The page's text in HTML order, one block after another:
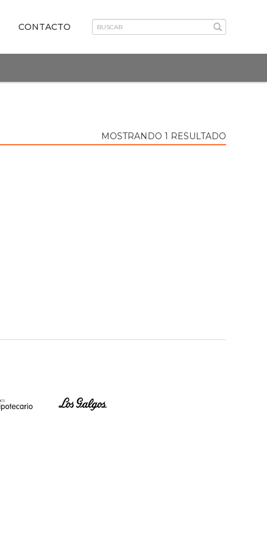
CONTACTO
MOSTRANDO 1 RESULTADO